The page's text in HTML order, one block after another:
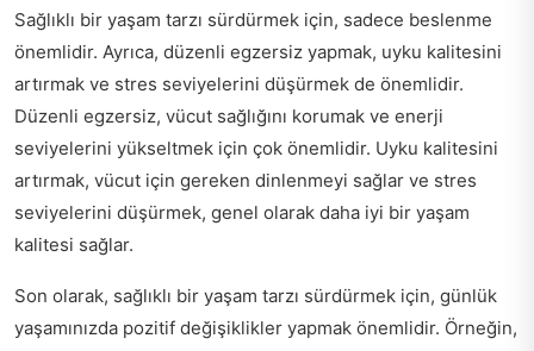
Sağlıklı bir yaşam tarzı sürdürmek için, sadece beslenme
önemlidir. Ayrıca, düzenli egzersiz yapmak, uyku kalitesini
artırmak ve stres seviyelerini düşürmek de önemlidir.
Düzenli egzersiz, vücut sağlığını korumak ve enerji
seviyelerini yükseltmek için çok önemlidir. Uyku kalitesini
artırmak, vücut için gereken dinlenmeyi sağlar ve stres
seviyelerini düşürmek, genel olarak daha iyi bir yaşam
kalitesi sağlar.
Son olarak, sağlıklı bir yaşam tarzı sürdürmek için, günlük
yaşamınızda pozitif değişiklikler yapmak önemlidir. Örneğin,